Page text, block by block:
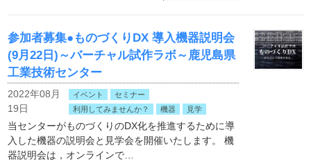
参加者募集●ものづくりDX 導入機器説明会
(9月22日)～バーチャル試作ラボ～鹿児島県
工業技術センター
2022年08月
19日
イベント
セミナー
利用してみませんか？
機器 見学
当センターがものづくりのDX化を推進するために導
入した機器の説明会と見学会を開催いたします。 機
器説明会は，オンラインで…